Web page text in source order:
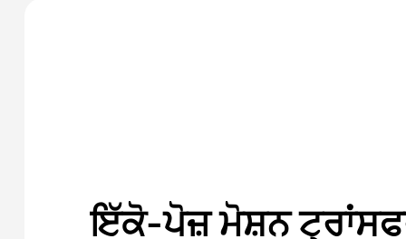
ਇੱਕੋ-ਪੋਜ਼ ਮੋਸ਼ਨ